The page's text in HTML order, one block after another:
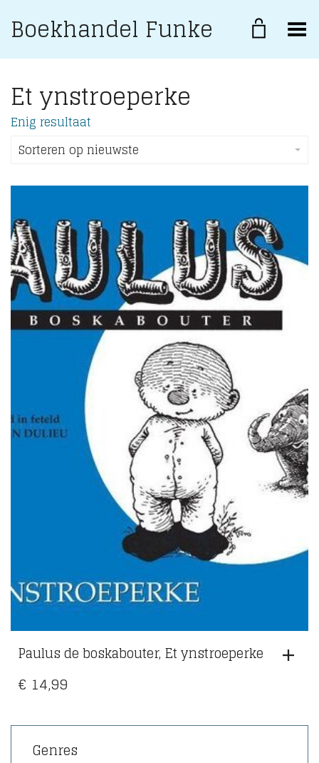
Boekhandel Funke Toggle Menu
Et ynstroeperke
Enig resultaat
Sorteren op nieuwste
Paulus de boskabouter, Et ynstroeperke
€ 14,99
Genres